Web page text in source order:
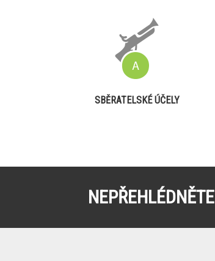
SBĚRATELSKÉ ÚČELY
NEPŘEHLÉDNĚTE